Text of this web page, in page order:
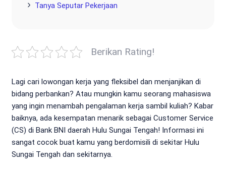
Tanya Seputar Pekerjaan
Berikan Rating!
Lagi cari lowongan kerja yang fleksibel dan menjanjikan di
bidang perbankan? Atau mungkin kamu seorang mahasiswa
yang ingin menambah pengalaman kerja sambil kuliah? Kabar
baiknya, ada kesempatan menarik sebagai Customer Service
(CS) di Bank BNI daerah Hulu Sungai Tengah! Informasi ini
sangat cocok buat kamu yang berdomisili di sekitar Hulu
Sungai Tengah dan sekitarnya.